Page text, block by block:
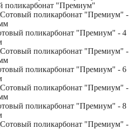
поликарбонат "Премиум"
поликарбонат "Премиум" - 4
поликарбонат "Премиум" - 6
поликарбонат "Премиум" - 8